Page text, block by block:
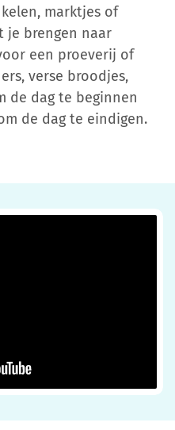
marktjes of
je brengen naar
een proeverij of
verse broodjes,
de dag te beginnen
de dag te eindigen.